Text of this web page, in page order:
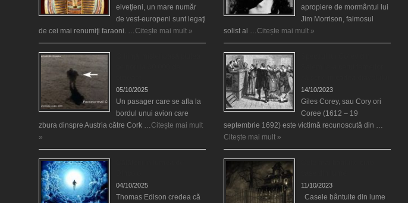
elveţieni, un mare număr
de vest-europeni sunt legaţi
de cei mai renumiţi faraoni. …Citește mai mult »
05/10/2025
Un pasager care se afla la
bordul unui avion care
zbura dinspre Austria către Cork …Citește mai mult
»
04/10/2025
Thomas Edison credea că
apropiere de mormântul lui
Jim Morrison, faimosul
solist al …Citește mai mult »
14/10/2023
Giles Corey, sau Cory ori
Coree (1612 – 19
septembrie 1692) este victimă recunoscută din …
Citește mai mult »
11/10/2023
Casele bântuite din lume